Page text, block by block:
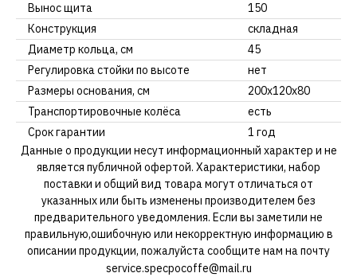
Вынос щита
150
Конструкция
складная
Диаметр кольца, см
45
Регулировка стойки по высоте
нет
Размеры основания, см
200x120x80
Транспортировочные колёса
есть
Срок гарантии
1 год
Данные о продукции несут информационный характер и не
является публичной офертой. Характеристики, набор
поставки и общий вид товара могут отличаться от
указанных или быть изменены производителем без
предварительного уведомления. Если вы заметили не
правильную,ошибочную или некорректную информацию в
описании продукции, пожалуйста сообщите нам на почту
service.specpocoffe@mail.ru